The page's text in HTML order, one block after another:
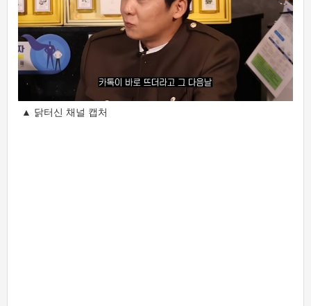
▲ 닭터신 채널 캡처